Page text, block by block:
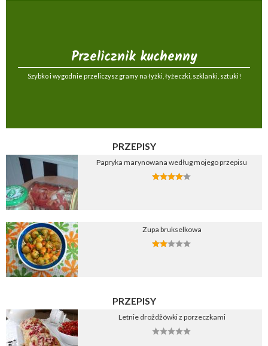
Przelicznik kuchenny
Szybko i wygodnie przeliczysz gramy na łyżki, łyżeczki, szklanki, sztuki!
PRZEPISY
Papryka marynowana według mojego przepisu
Zupa brukselkowa
PRZEPISY
Letnie drożdżówki z porzeczkami